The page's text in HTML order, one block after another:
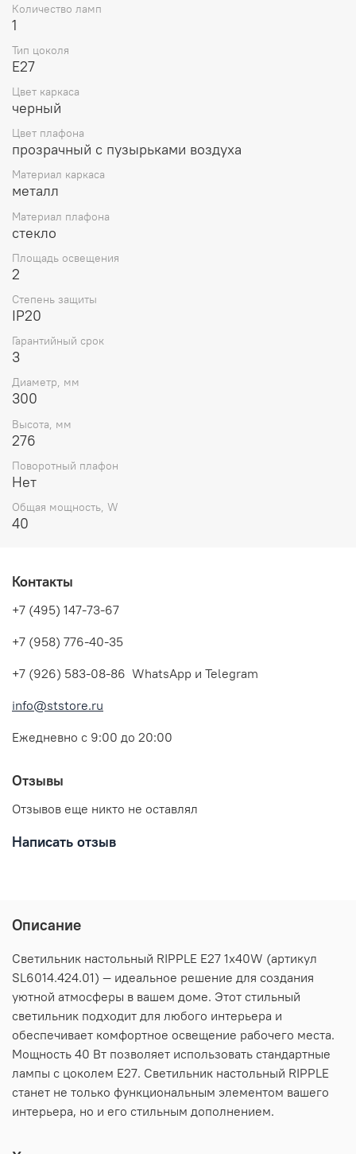
Количество ламп
1
Тип цоколя
E27
Цвет каркаса
черный
Цвет плафона
прозрачный с пузырьками воздуха
Материал каркаса
металл
Материал плафона
стекло
Площадь освещения
2
Степень защиты
IP20
Гарантийный срок
3
Диаметр, мм
300
Высота, мм
276
Поворотный плафон
Нет
Общая мощность, W
40
Контакты
+7 (495) 147-73-67
+7 (958) 776-40-35
+7 (926) 583-08-86 WhatsApp и Telegram
info@ststore.ru
Ежедневно с 9:00 до 20:00
Отзывы
Отзывов еще никто не оставлял
Написать отзыв
Описание
Светильник настольный RIPPLE E27 1х40W (артикул
SL6014.424.01) — идеальное решение для создания
уютной атмосферы в вашем доме. Этот стильный
светильник подходит для любого интерьера и
обеспечивает комфортное освещение рабочего места.
Мощность 40 Вт позволяет использовать стандартные
лампы с цоколем E27. Светильник настольный RIPPLE
станет не только функциональным элементом вашего
интерьера, но и его стильным дополнением.